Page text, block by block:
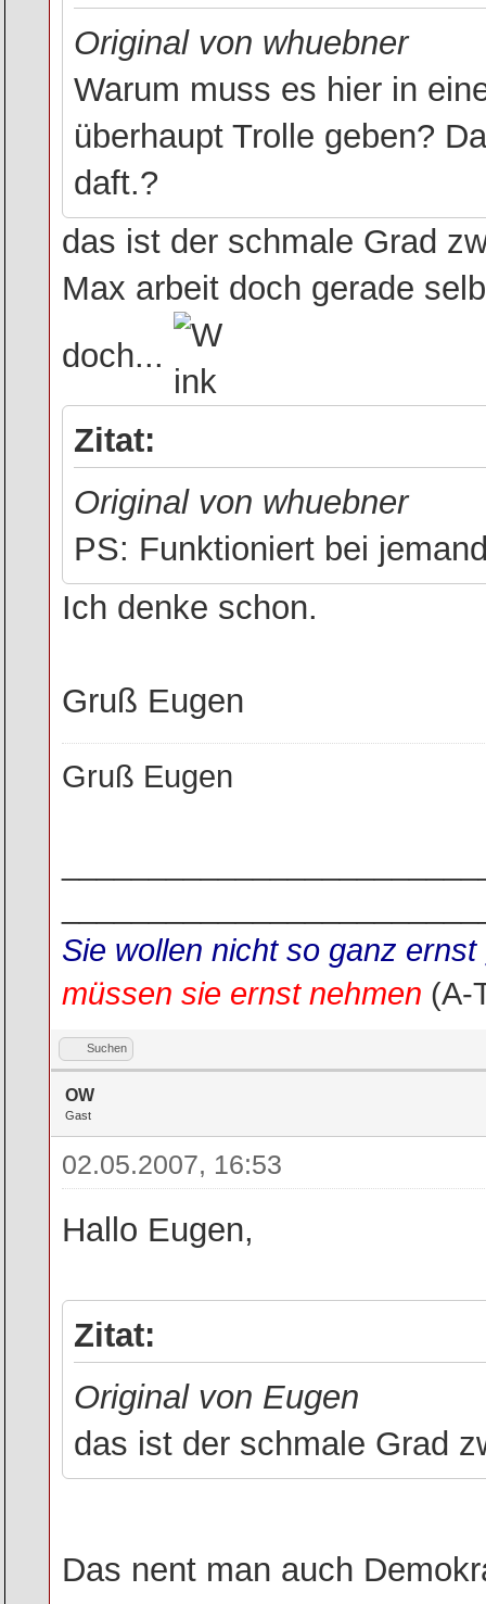
Original von whuebner
Warum muss es hier in
überhaupt Trolle geben?
daft.?
das ist der schmale Grad
Max arbeit doch gerade
doch...
Zitat:
Original von whuebner
PS: Funktioniert bei
Ich denke schon.
Gruß Eugen
Gruß Eugen
Sie wollen nicht so ganz
müssen sie ernst nehmen (A-
Suchen
OW
Gast
02.05.2007, 16:53
Hallo Eugen,
Zitat:
Original von Eugen
das ist der schmale Grad
Das nent man auch